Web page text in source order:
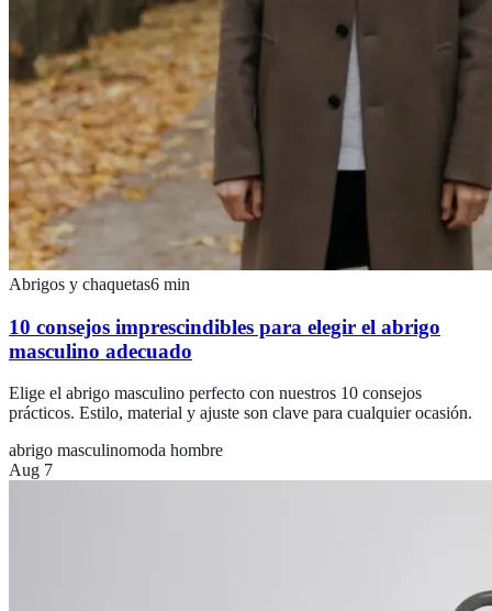
Abrigos y chaquetas6 min
10 consejos imprescindibles para elegir el abrigo
masculino adecuado
Elige el abrigo masculino perfecto con nuestros 10 consejos
prácticos. Estilo, material y ajuste son clave para cualquier ocasión.
abrigo masculinomoda hombre
Aug 7